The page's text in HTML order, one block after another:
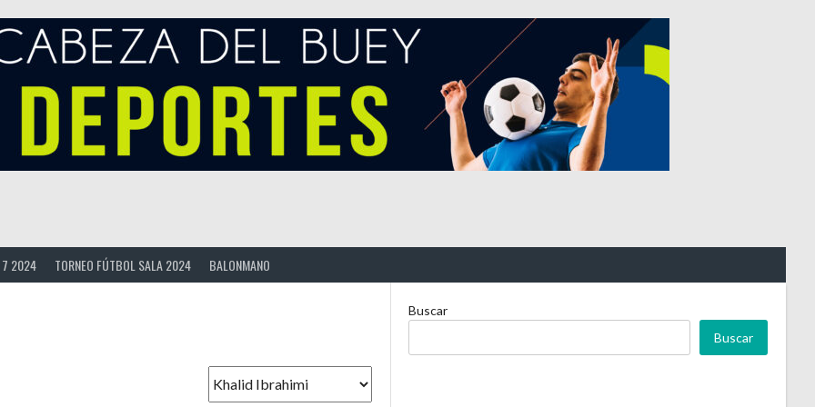
7 2024 TORNEO FÚTBOL SALA 2024 BALONMANO
Buscar
Buscar